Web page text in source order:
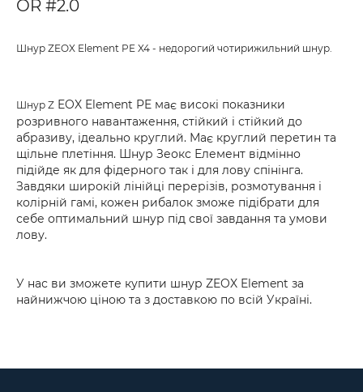
OR #2.0
Шнур ZEOX Element PE X4 - недорогий чотирижильний шнур.
Шнур Z EOX Element PE має високі показники
розривного навантаження, стійкий і стійкий до
абразиву, ідеально круглий. Має круглий перетин та
щільне плетіння. Шнур Зеокс Елемент відмінно
підійде як для фідерного так і для лову спінінга.
Завдяки широкій лінійці перерізів, розмотування і
колірній гамі, кожен рибалок зможе підібрати для
себе оптимальний шнур під свої завдання та умови
лову.
У нас ви зможете купити шнур ZEOX Element за
найнижчою ціною та з доставкою по всій Україні.